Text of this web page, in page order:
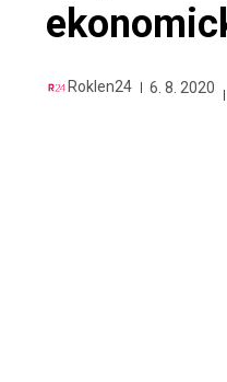
Roklen24 6. 8. 2020